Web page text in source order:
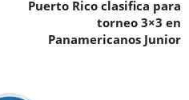
Puerto Rico clasifica para
torneo 3×3 en
Panamericanos Junior